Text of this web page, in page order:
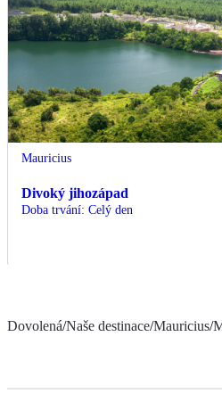
Mauricius
Divoký jihozápad
Doba trvání: Celý den
Dovolená/Naše destinace/Mauricius/